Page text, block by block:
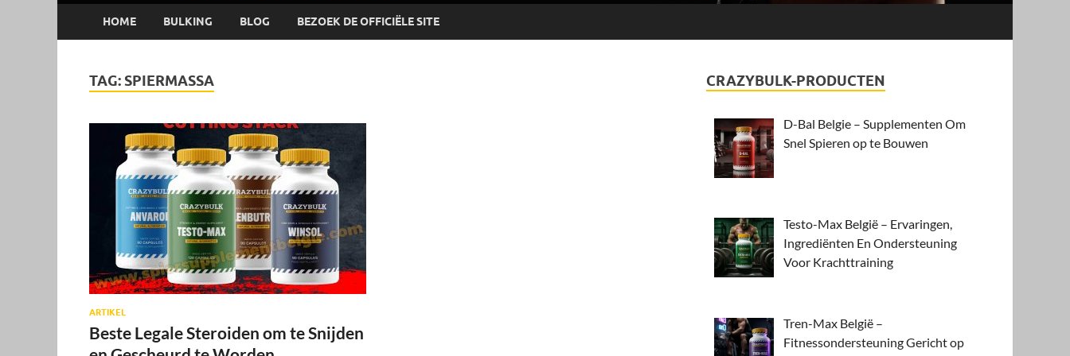
HOME BULKING BLOG BEZOEK DE OFFICIËLE SITE
TAG: SPIERMASSA
ARTIKEL
Beste Legale Steroiden om te Snijden
CRAZYBULK-PRODUCTEN
D-Bal Belgie – Supplementen Om
Snel Spieren op te Bouwen
Testo-Max België – Ervaringen,
Ingrediënten En Ondersteuning
Voor Krachttraining
Tren-Max België –
Fitnessondersteuning Gericht op